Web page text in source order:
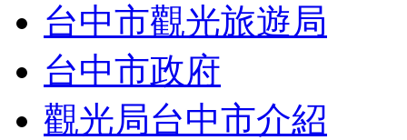
台中市觀光旅遊局
台中市政府
觀光局台中市介紹